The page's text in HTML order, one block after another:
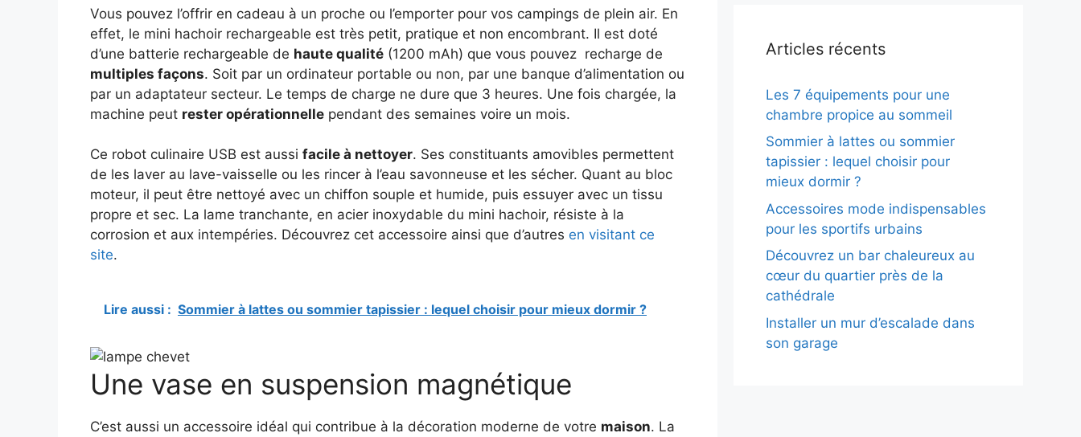
Vous pouvez l’offrir en cadeau à un proche ou l’emporter pour vos campings de plein air. En
effet, le mini hachoir rechargeable est très petit, pratique et non encombrant. Il est doté
d’une batterie rechargeable de haute qualité (1200 mAh) que vous pouvez recharge de
multiples façons. Soit par un ordinateur portable ou non, par une banque d’alimentation ou
par un adaptateur secteur. Le temps de charge ne dure que 3 heures. Une fois chargée, la
machine peut rester opérationnelle pendant des semaines voire un mois.
Ce robot culinaire USB est aussi facile à nettoyer. Ses constituants amovibles permettent
de les laver au lave-vaisselle ou les rincer à l’eau savonneuse et les sécher. Quant au bloc
moteur, il peut être nettoyé avec un chiffon souple et humide, puis essuyer avec un tissu
propre et sec. La lame tranchante, en acier inoxydable du mini hachoir, résiste à la
corrosion et aux intempéries. Découvrez cet accessoire ainsi que d’autres en visitant ce
site.
Lire aussi : Sommier à lattes ou sommier tapissier : lequel choisir pour mieux dormir ?
Une vase en suspension magnétique
C’est aussi un accessoire idéal qui contribue à la décoration moderne de votre maison. La
Articles récents
Les 7 équipements pour une
chambre propice au sommeil
Sommier à lattes ou sommier
tapissier : lequel choisir pour
mieux dormir ?
Accessoires mode indispensables
pour les sportifs urbains
Découvrez un bar chaleureux au
cœur du quartier près de la
cathédrale
Installer un mur d’escalade dans
son garage